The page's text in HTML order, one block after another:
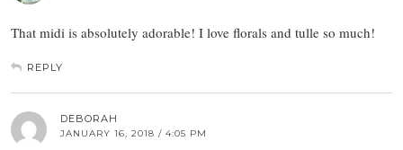
That midi is absolutely adorable! I love florals and tulle so much!
REPLY
DEBORAH
JANUARY 16, 2018 / 4:05 PM